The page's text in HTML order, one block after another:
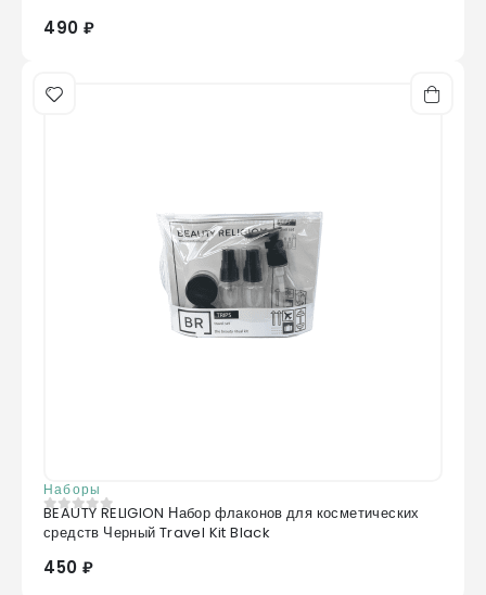
490 ₽
Наборы
0из 5
BEAUTY RELIGION Набор флаконов для косметических
средств Черный Travel Kit Black
450 ₽